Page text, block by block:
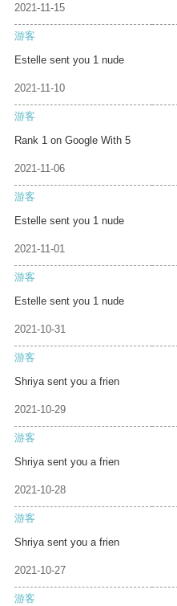
2021-11-15
游客
Estelle sent you 1 nude
2021-11-10
游客
Rank 1 on Google With 5
2021-11-06
游客
Estelle sent you 1 nude
2021-11-01
游客
Estelle sent you 1 nude
2021-10-31
游客
Shriya sent you a frien
2021-10-29
游客
Shriya sent you a frien
2021-10-28
游客
Shriya sent you a frien
2021-10-27
游客